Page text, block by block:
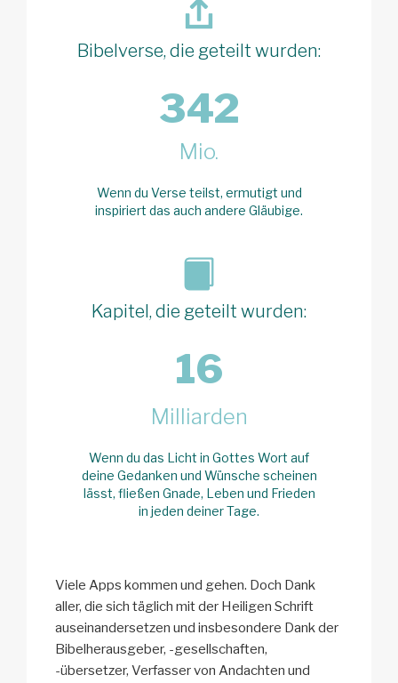
Bibelverse, die geteilt wurden:
342
Mio.
Wenn du Verse teilst, ermutigt und
inspiriert das auch andere Gläubige.
Kapitel, die geteilt wurden:
16
Milliarden
Wenn du das Licht in Gottes Wort auf
deine Gedanken und Wünsche scheinen
lässt, fließen Gnade, Leben und Frieden
in jeden deiner Tage.
Viele Apps kommen und gehen. Doch Dank
aller, die sich täglich mit der Heiligen Schrift
auseinandersetzen und insbesondere Dank der
Bibelherausgeber, -gesellschaften,
-übersetzer, Verfasser von Andachten und